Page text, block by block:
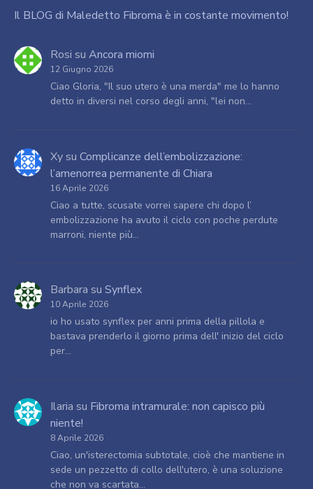
Il BLOG di Maledetto Fibroma è in costante movimento!
Rosi su Ancora miomi
12 Giugno 2026
Ciao Gloria, "Il suo utero è una merda" me lo hanno
detto in diversi nel corso degli anni, "lei non…
Xysu Complicanze dell’embolizzazione:
l’amenorrea permanente di Chiara
16 Aprile 2026
Ciao a tutte, scusate vorrei sapere chi dopo l’
embolizzazione ha avuto il ciclo con poche perdute
marroni, niente più…
Barbara su Synflex
10 Aprile 2026
io ho usato synflex per anni prima della pillola e
bastava prenderlo il giorno prima dell' inizio del ciclo
per…
Ilaria su Fibroma intramurale: non capisco più
niente!
8 Aprile 2026
Ciao, un'isterectomia subtotale, cioè che mantiene in
sede un pezzetto di collo dell'utero, è una soluzione
che non va scartata…